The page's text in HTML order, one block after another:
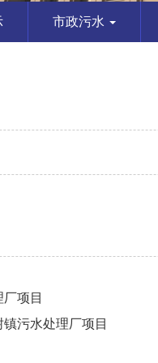
市政污水
项目
污水处理厂项目